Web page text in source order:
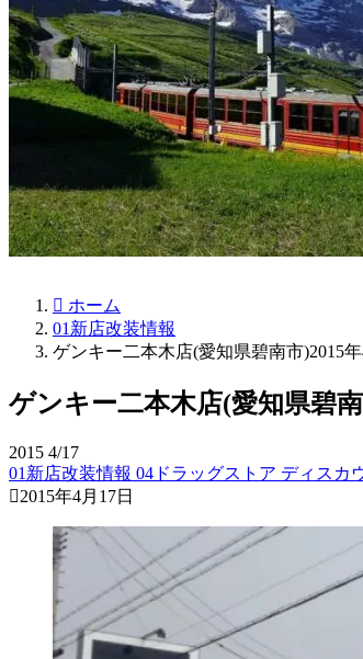
ホーム
01新店改装情報
ゲンキー二本木店(愛知県碧南市)2015
ゲンキー二本木店(愛知県碧
2015 4/17
01新店改装情報 04ドラッグストア ディスカ
2015年4月17日